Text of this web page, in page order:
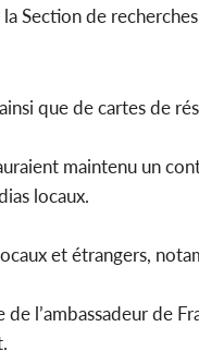
Section de
que de cartes de
maintenu un
locaux.
et étrangers,
l’ambassadeur de